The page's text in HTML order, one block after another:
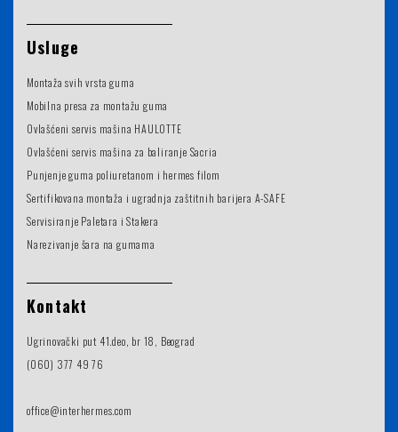
Usluge
Montaža svih vrsta guma
Mobilna presa za montažu guma
Ovlašćeni servis mašina HAULOTTE
Ovlašćeni servis mašina za baliranje Sacria
Punjenje guma poliuretanom i hermes filom
Sertifikovana montaža i ugradnja zaštitnih barijera A-SAFE
Servisiranje Paletara i Stakera
Narezivanje šara na gumama
Kontakt
Ugrinovački put 41.deo, br 18, Beograd
(060) 377 49 76
office@interhermes.com